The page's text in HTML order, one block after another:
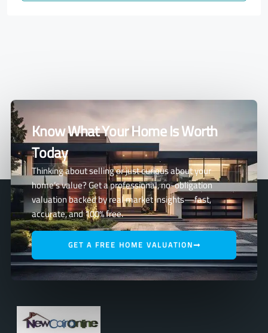
Know What Your Home Is Worth
Today
Thinking about selling or just curious about your
home’s value? Get a professional, no-obligation
valuation backed by real market insights—fast,
accurate, and 100% free.
GET A FREE HOME VALUATION